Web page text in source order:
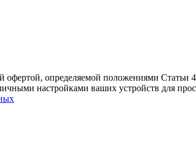
определяемой положениями Статьи
настройками ваших устройств для